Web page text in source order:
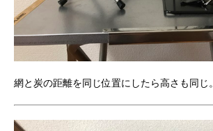
網と炭の距離を同じ位置にしたら高さも同じ。